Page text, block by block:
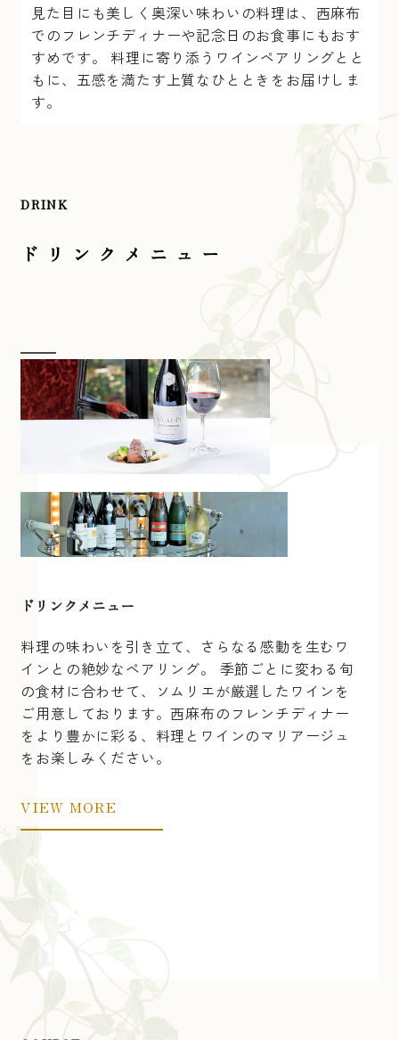
見た目にも美しく奥深い味わいの料理は、西麻布
でのフレンチディナーや記念日のお食事にもおす
すめです。 料理に寄り添うワインペアリングとと
もに、五感を満たす上質なひとときをお届けしま
す。
DRINK
ドリンクメニュー
ドリンクメニュー
料理の味わいを引き立て、さらなる感動を生むワ
インとの絶妙なペアリング。 季節ごとに変わる旬
の食材に合わせて、ソムリエが厳選したワインを
ご用意しております。西麻布のフレンチディナー
をより豊かに彩る、料理とワインのマリアージュ
をお楽しみください。
VIEW MORE